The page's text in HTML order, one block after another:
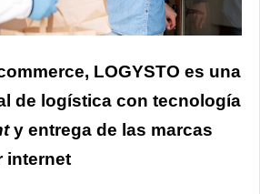
LOGYSTO es una
de logística con tecnología
y entrega de las marcas
internet